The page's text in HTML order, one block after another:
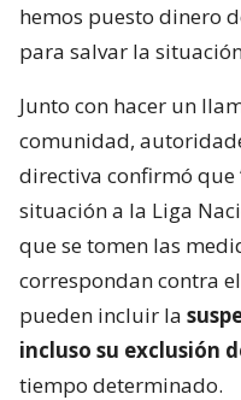
hemos puesto dinero
para salvar la
Junto con hacer un
comunidad,
directiva confirmó que
situación a la Liga
que se tomen las
correspondan contra
pueden incluir la
incluso su exclusión
tiempo determinado.